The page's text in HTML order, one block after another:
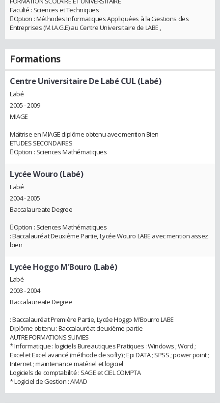
Faculté : Sciences et Techniques
Option : Méthodes Informatiques Appliquées à la Gestions des
Entreprises (M.I.A.G.E) au Centre Universitaire de LABE ,
Formations
Centre Universitaire De Labé CUL (Labé)
Labé
2005 - 2009
MIAGE
Maîtrise en MIAGE diplôme obtenu avec mention Bien
ETUDES SECONDAIRES
Option : Sciences Mathématiques
Lycée Wouro (Labé)
Labé
2004 - 2005
Baccalaureate Degree
Option : Sciences Mathématiques
: Baccalauréat Deuxième Partie, Lycée Wouro LABE avec mention assez
bien
Lycée Hoggo M'Bouro (Labé)
Labé
2003 - 2004
Baccalaureate Degree
: Baccalauréat Première Partie, Lycée Hoggo M'Bourro LABE
Diplôme obtenu : Baccalauréat deuxième partie
AUTRE FORMATIONS SUIVIES
* Informatique : logiciels Bureautiques Pratiques : Windows ; Word ;
Excel et Excel avancé (méthode de softy) ; Epi DATA ; SPSS ; power point ;
Internet ; maintenance matériel et logiciel
Logiciels de comptabilité : SAGE et CIEL COMPTA
* Logiciel de Gestion : AMAD